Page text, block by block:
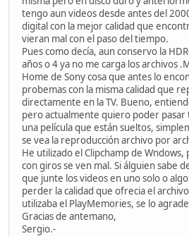
tengo aun videos desde antes del
digital con la mejor calidad que
vieran mal con el paso del tiempo.
Pues como decía, aun conservo la
años o 4 ya no me carga los archivos
Home de Sony cosa que antes lo
probemas con la misma calidad que
directamente en la TV. Bueno,
pero actualmente quiero poder pasar
una película que están sueltos,
se vea la reproducción archivo por
He utilizado el Clipchamp de
con giros se ven mal. Si álguien sabe
que junte los videos en uno solo o
perder la calidad que ofrecia el
utilizaba el PlayMemories, se lo
Gracias de antemano,
Sergio.-